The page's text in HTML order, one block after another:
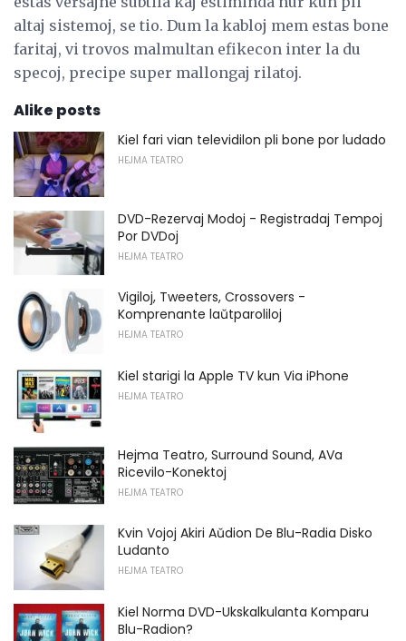
altaj sistemoj, se tio. Dum la kabloj mem estas bone
faritaj, vi trovos malmultan efikecon inter la du
specoj, precipe super mallongaj rilatoj.
Alike posts
Kiel fari vian televidilon pli bone por ludado
HEJMA TEATRO
DVD-Rezervaj Modoj - Registradaj Tempoj
Por DVDoj
HEJMA TEATRO
Vigiloj, Tweeters, Crossovers -
Komprenante laŭtparoliloj
HEJMA TEATRO
Kiel starigi la Apple TV kun Via iPhone
HEJMA TEATRO
Hejma Teatro, Surround Sound, AVa
Ricevilo-Konektoj
HEJMA TEATRO
Kvin Vojoj Akiri Aŭdion De Blu-Radia Disko
Ludanto
HEJMA TEATRO
Kiel Norma DVD-Ukskalkulanta Komparu
Blu-Radion?